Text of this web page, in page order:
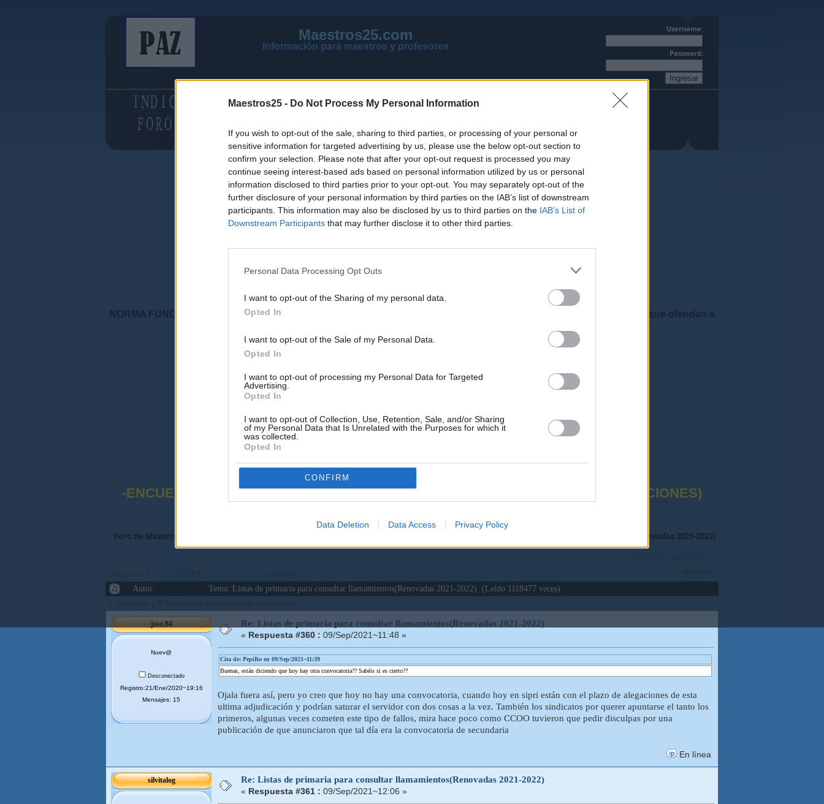
Maestros25 - Do Not Process My Personal Information
If you wish to opt-out of the sale, sharing to third parties, or processing of your personal or
sensitive information for targeted advertising by us, please use the below opt-out section to
confirm your selection. Please note that after your opt-out request is processed you may
continue seeing interest-based ads based on personal information utilized by us or personal
information disclosed to third parties prior to your opt-out. You may separately opt-out of the
further disclosure of your personal information by third parties on the IAB’s list of downstream
participants. This information may also be disclosed by us to third parties on the IAB’s List of
Downstream Participants that may further disclose it to other third parties.
Personal Data Processing Opt Outs
I want to opt-out of the Sharing of my personal data.
Opted In
I want to opt-out of the Sale of my Personal Data.
Opted In
I want to opt-out of processing my Personal Data for Targeted
Advertising.
Opted In
I want to opt-out of Collection, Use, Retention, Sale, and/or Sharing
of my Personal Data that Is Unrelated with the Purposes for which it
was collected.
Opted In
CONFIRM
Data Deletion Data Access Privacy Policy
Username:
Password:
Maestros25.com
Información para maestros y profesores
VER MENSAJES NUEVOS DE TODOS LOS FOROS
NOTICIAS ACTUALIZADAS OPOSICIONES 2026
PÁGINA PRINCIPAL DE MAESTROS25
NOTICIAS
NORMA FUNDAMENTAL DEL FORO: "Se ruega mantenga siempre un lenguaje moderado. No se admiten mensajes que ofendan a
"Por favor, no abuse de las mayúsculas e intente utilizar una expresión y ortografía correctas"
-ENCUESTA SOBRE EL PROCEDIMENTO SELECTIVO DOCENTE ACTUAL (OPOSICIONES)
Foro de Maestros25 Listas de primaria para consultar llamamientos(Renovadas 2021-2022)
Páginas: ... 19 ... IMPRIMIR
Autor
Tema: Listas de primaria para consultar llamamientos(Renovadas 2021-2022) (Leído 1118477 veces)
0 Usuarios y 9 Visitantes están viendo este tema.
jose.84
Nuev@
Desconectado
Registro:21/Ene/2020~19:16
Mensajes: 15
Re: Listas de primaria para consultar llamamientos(Renovadas 2021-2022)
« Respuesta #360 : 09/Sep/2021~11:48 »
Cita de: PepiRo en 09/Sep/2021~11:39
Buenas, están diciendo que hoy hay otra convocatoria?? Sabéis si es cierto??
Ojala fuera así, pero yo creo que hoy no hay una convocatoria, cuando hoy en sipri están con el plazo de alegaciones de esta
ultima adjudicación y podrían saturar el servidor con dos cosas a la vez. También los sindicatos por querer apuntarse el tanto los
primeros, algunas veces cometen este tipo de fallos, mira hace poco como CCOO tuvieron que pedir disculpas por una
publicación de que anunciaron que tal día era la convocatoria de secundaria
En línea
silvitalog Re: Listas de primaria para consultar llamamientos(Renovadas 2021-2022)
« Respuesta #361 : 09/Sep/2021~12:06 »